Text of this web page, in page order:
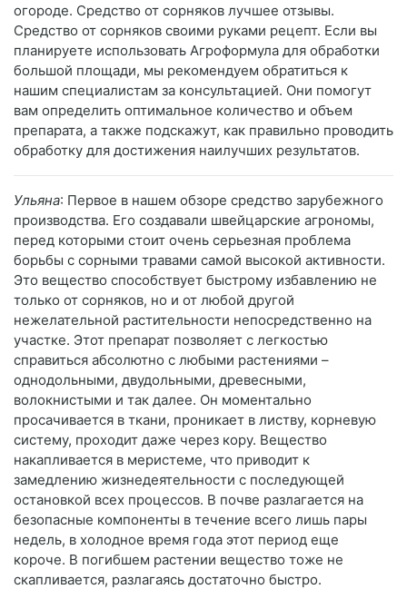
огороде. Средство от сорняков лучшее отзывы.
Средство от сорняков своими руками рецепт. Если вы
планируете использовать Агроформула для обработки
большой площади, мы рекомендуем обратиться к
нашим специалистам за консультацией. Они помогут
вам определить оптимальное количество и объем
препарата, а также подскажут, как правильно проводить
обработку для достижения наилучших результатов.
Ульяна: Первое в нашем обзоре средство зарубежного
производства. Его создавали швейцарские агрономы,
перед которыми стоит очень серьезная проблема
борьбы с сорными травами самой высокой активности.
Это вещество способствует быстрому избавлению не
только от сорняков, но и от любой другой
нежелательной растительности непосредственно на
участке. Этот препарат позволяет с легкостью
справиться абсолютно с любыми растениями –
однодольными, двудольными, древесными,
волокнистыми и так далее. Он моментально
просачивается в ткани, проникает в листву, корневую
систему, проходит даже через кору. Вещество
накапливается в меристеме, что приводит к
замедлению жизнедеятельности с последующей
остановкой всех процессов. В почве разлагается на
безопасные компоненты в течение всего лишь пары
недель, в холодное время года этот период еще
короче. В погибшем растении вещество тоже не
скапливается, разлагаясь достаточно быстро.